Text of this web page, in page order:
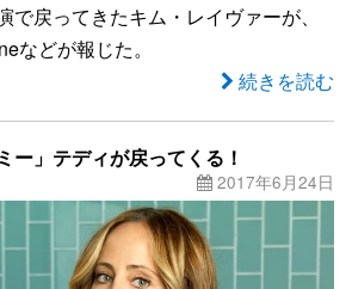
で戻ってきたキム・レイヴァーが、
などが報じた。
続きを読む
ー」テディが戻ってくる！
2017年6月24日